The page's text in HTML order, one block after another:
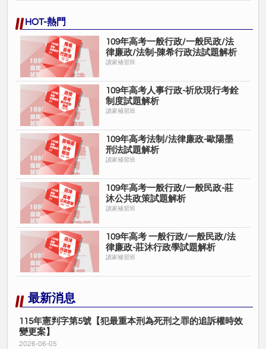
HOT-熱門
109年高考一般行政/一般民政/法
律廉政/法制-陳希行政法試題解析
讀家補習班
109年高考人事行政-祈欣現行考銓
制度試題解析
讀家補習班
109年⾼考法制/法律廉政-歐陽墨
刑法試題解析
讀家補習班
109年高考一般行政/一般民政-莊
沐公共政策試題解析
讀家補習班
109年⾼考 一般行政/一般民政/法
律廉政-莊沐⾏政學試題解析
讀家補習班
最新消息
115年憲判字第5號【犯最重本刑為死刑之罪的追訴權時效
變更案】
2026-06-05